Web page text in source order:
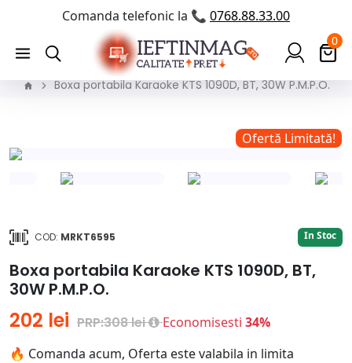
Comanda telefonic la 📞 0768.88.33.00
0
Boxa portabila Karaoke KTS 1090D, BT, 30W P.M.P.O.
Ofertă Limitată!
COD: MRKT6595 In Stoc
Boxa portabila Karaoke KTS 1090D, BT,
30W P.M.P.O.
202 lei PRP:308 lei Economisesti 34%
🔥 Comanda acum, Oferta este valabila in limita